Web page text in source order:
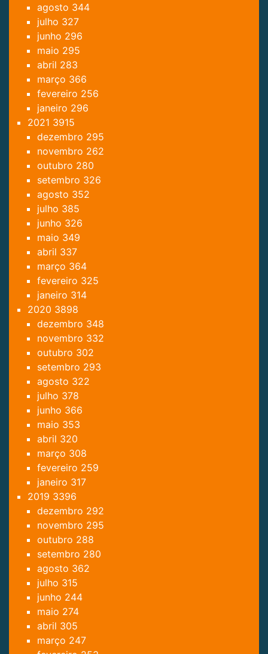
agosto 344
julho 327
junho 296
maio 295
abril 283
março 366
fevereiro 256
janeiro 296
2021 3915
dezembro 295
novembro 262
outubro 280
setembro 326
agosto 352
julho 385
junho 326
maio 349
abril 337
março 364
fevereiro 325
janeiro 314
2020 3898
dezembro 348
novembro 332
outubro 302
setembro 293
agosto 322
julho 378
junho 366
maio 353
abril 320
março 308
fevereiro 259
janeiro 317
2019 3396
dezembro 292
novembro 295
outubro 288
setembro 280
agosto 362
julho 315
junho 244
maio 274
abril 305
março 247